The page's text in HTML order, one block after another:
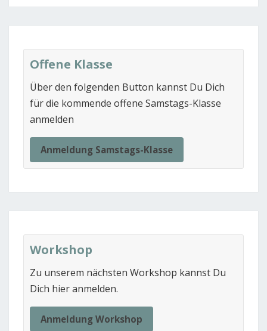
Offene Klasse
Über den folgenden Button kannst Du Dich
für die kommende offene Samstags-Klasse
anmelden
Anmeldung Samstags-Klasse
Workshop
Zu unserem nächsten Workshop kannst Du
Dich hier anmelden.
Anmeldung Workshop